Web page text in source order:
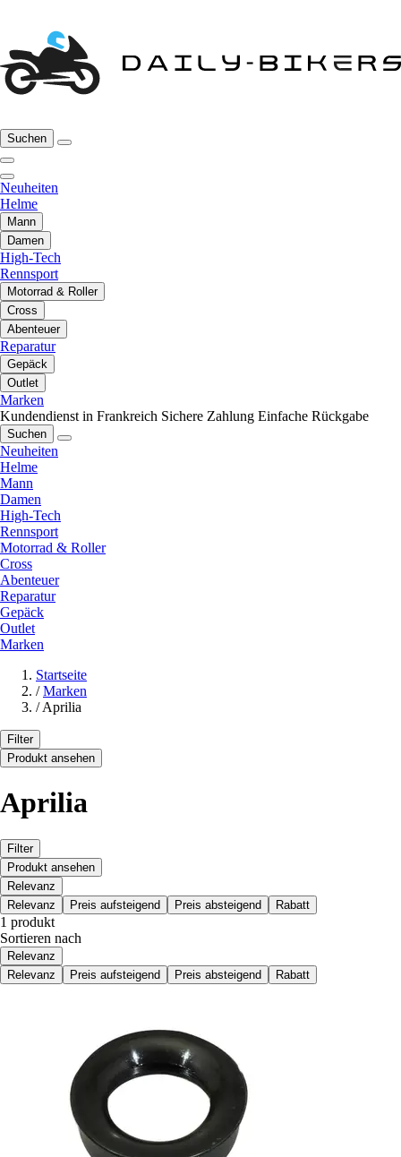
Suchen
Neuheiten
Helme
Mann
Damen
High-Tech
Rennsport
Motorrad & Roller
Cross
Abenteuer
Reparatur
Gepäck
Outlet
Marken
Kundendienst in Frankreich Sichere Zahlung Einfache Rückgabe
Suchen
Neuheiten
Helme
Mann
Damen
High-Tech
Rennsport
Motorrad & Roller
Cross
Abenteuer
Reparatur
Gepäck
Outlet
Marken
Startseite
/ Marken
/ Aprilia
Filter
Produkt ansehen
Aprilia
Filter
Produkt ansehen
Relevanz
Relevanz
Preis aufsteigend Preis absteigend Rabatt
1 produkt
Sortieren nach
Relevanz
Relevanz
Preis aufsteigend Preis absteigend Rabatt